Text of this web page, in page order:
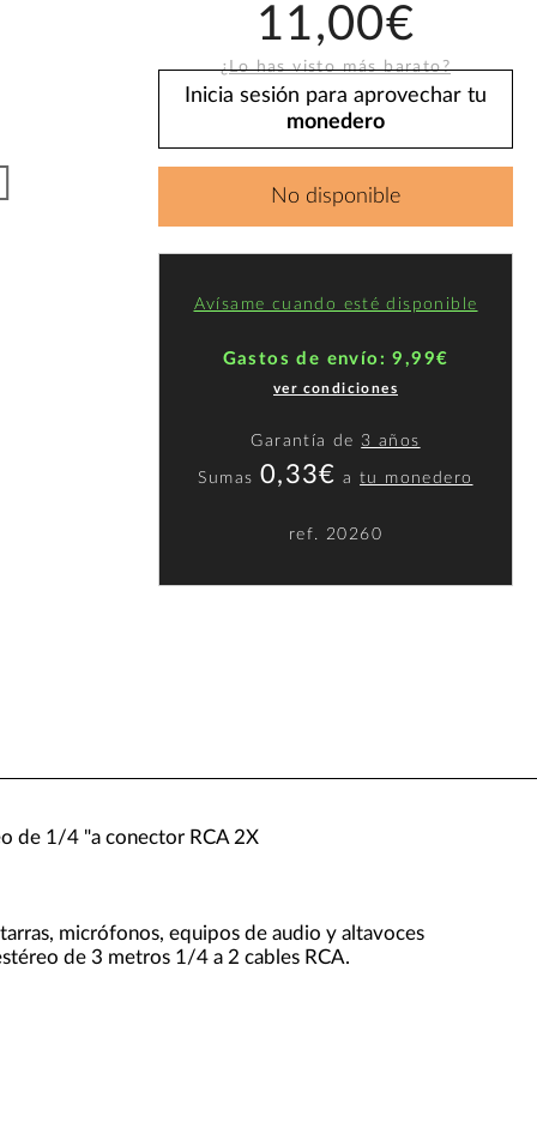
11,00€
¿Lo has visto más barato?
Inicia sesión para aprovechar tu
monedero
No disponible
Avísame cuando esté disponible
Gastos de envío: 9,99€
ver condiciones
Garantía de 3 años
Sumas 0,33€ atu monedero
ref. 20260
de 1/4 "a conector RCA 2X
micrófonos, equipos de audio y altavoces
de 3 metros 1/4 a 2 cables RCA.